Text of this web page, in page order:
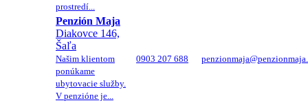
prostredí...
Penzión Maja
Diakovce 146,
Šaľa
Našim klientom
ponúkame
ubytovacie služby.
V penzióne je...
0903 207 688